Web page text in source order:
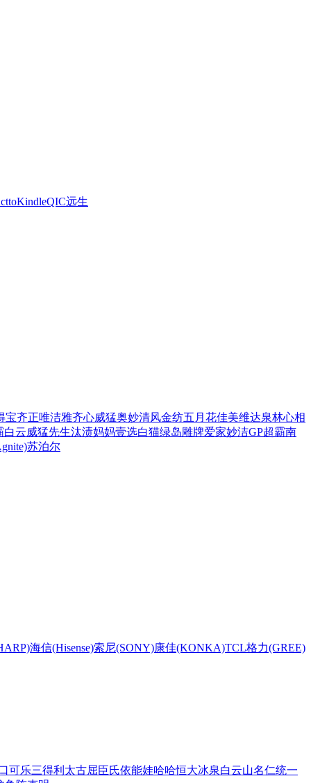
KindleQIC远生
宝齐正唯洁雅齐心威猛奥妙清风金纺五月花佳美维达泉林心相
白云威猛先生汰渍妈妈壹选白猫绿岛雕牌爱家妙洁GP超霸南
苏泊尔
海信(Hisense)索尼(SONY)康佳(KONKA)TCL格力(GREE)
可乐三得利 太古屈臣氏依能娃哈哈恒大冰泉白云山名仁统一